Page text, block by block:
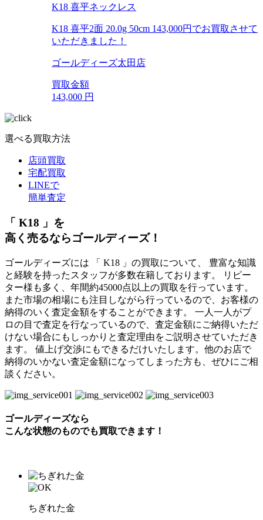
K18 喜平ネックレス
K18 喜平2面 20.0g 50cm 143,000円でお買取させて
いただきました！
ゴールディーズ太田店
買取金額
143,000 円
選べる買取方法
店頭買取
宅配買取
LINEで
簡単査定
「 K18 」を
高く売るならゴールディーズ！
ゴールディーズには 「 K18 」の買取について、 豊富な知識
と経験を持ったスタッフが多数在籍しております。 リピー
ター様も多く、年間約45000点以上の買取を行っています。
また市場の相場にも注目しながら行っているので、お客様の
納得のいく査定金額をすることができます。 一人一人がプ
ロの目で査定を行なっているので、査定金額にご納得いただ
けない場合にもしっかりと査定理由をご説明させていただき
ます。 値上げ交渉にもできるだけいたします。他のお店で
納得のいかない査定金額になってしまった方も、ぜひにご相
談ください。
ゴールディーズなら
こんな状態のものでも買取できます！
ちぎれた金